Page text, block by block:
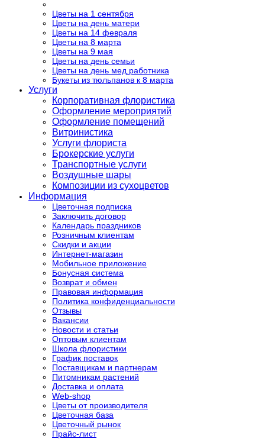
Цветы на 1 сентября
Цветы на день матери
Цветы на 14 февраля
Цветы на 8 марта
Цветы на 9 мая
Цветы на день семьи
Цветы на день мед.работника
Букеты из тюльпанов к 8 марта
Услуги
Корпоративная флористика
Оформление мероприятий
Оформление помещений
Витринистика
Услуги флориста
Брокерские услуги
Транспортные услуги
Воздушные шары
Композиции из сухоцветов
Информация
Цветочная подписка
Заключить договор
Календарь праздников
Розничным клиентам
Скидки и акции
Интернет-магазин
Мобильное приложение
Бонусная система
Возврат и обмен
Правовая информация
Политика конфиденциальности
Отзывы
Вакансии
Новости и статьи
Оптовым клиентам
Школа флористики
График поставок
Поставщикам и партнерам
Питомникам растений
Доставка и оплата
Web-shop
Цветы от производителя
Цветочная база
Цветочный рынок
Прайс-лист